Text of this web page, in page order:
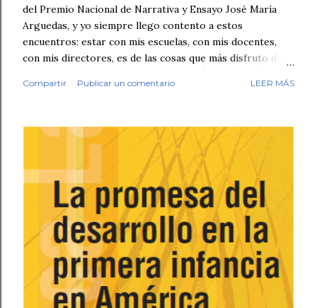
del Premio Nacional de Narrativa y Ensayo José María
Arguedas, y yo siempre llego contento a estos
encuentros: estar con mis escuelas, con mis docentes,
con mis directores, es de las cosas que más disfruto de
mi trabajo. Antes de empezar la revisión hubo café,
saludos, conversación. Luego, los fólderes. Leí el primer
el tipo de redacción, esa tersura sin fisuras que uno
reconoce cuando ha leído miles de textos escolares.
Seguí revisando. Cuentos y fábulas de primaria, cuentos y
ensayos de secundaria. Luego contrasté mis sospechas
con varias herramientas de inteligencia artificial. El
diagnóstico se repetía: demasiado sintético, demasiado
perfecto. Y aquí quiero ser honesto: ningún detector es
infalible, y no pondría las manos al fuego por cada caso
individual. Pe...
Compartir Publicar un comentario LEER MÁS